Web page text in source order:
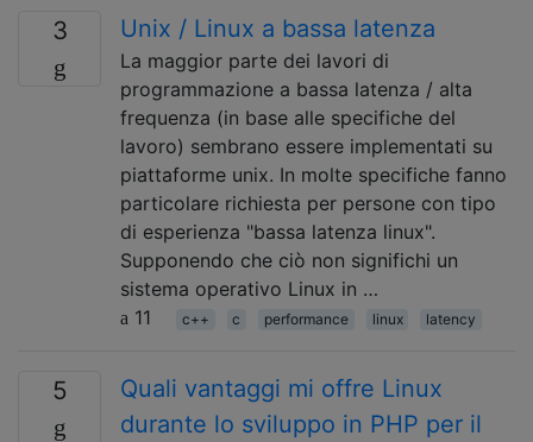
3 Unix / Linux a bassa latenza
La maggior parte dei lavori di
programmazione a bassa latenza / alta
frequenza (in base alle specifiche del
lavoro) sembrano essere implementati su
piattaforme unix. In molte specifiche fanno
particolare richiesta per persone con tipo
di esperienza "bassa latenza linux".
Supponendo che ciò non significhi un
sistema operativo Linux in …
11
c++ c performance linux latency
5
Quali vantaggi mi offre Linux
durante lo sviluppo in PHP per il